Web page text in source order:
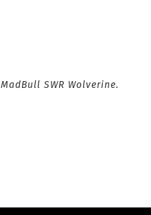
MadBull SWR Wolverine.